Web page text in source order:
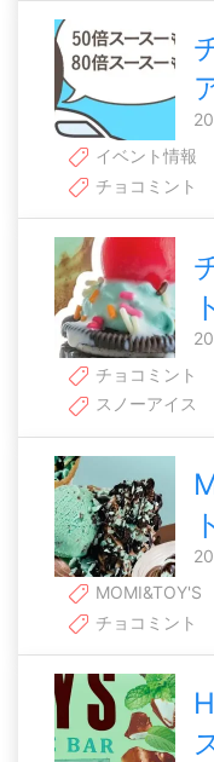
イベント情報
チョコミント
チョコミント
スノーアイス
MOMI&TOY'S
チョコミント